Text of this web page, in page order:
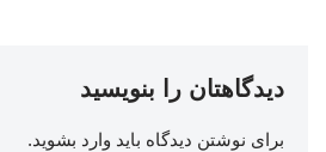
دیدگاهتان را بنویسید
برای نوشتن دیدگاه باید وارد بشوید.